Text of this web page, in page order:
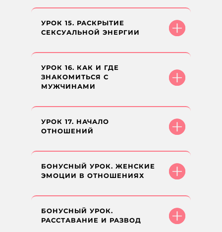
УРОК 15. РАСКРЫТИЕ
СЕКСУАЛЬНОЙ ЭНЕРГИИ
УРОК 16. КАК И ГДЕ
ЗНАКОМИТЬСЯ С
МУЖЧИНАМИ
УРОК 17. НАЧАЛО
ОТНОШЕНИЙ
БОНУСНЫЙ УРОК. ЖЕНСКИЕ
ЭМОЦИИ В ОТНОШЕНИЯХ
БОНУСНЫЙ УРОК.
РАССТАВАНИЕ И РАЗВОД